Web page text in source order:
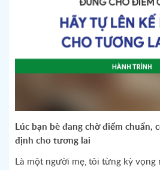
Lúc bạn bè đang chờ điểm chuẩn,
định cho tương lai
Là một người mẹ, tôi từng kỳ vọng